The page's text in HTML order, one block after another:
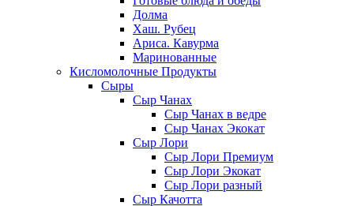
Долма
Хаш. Рубец
Ариса. Кавурма
Маринованные
Кисломолочные Продукты
Сыры
Сыр Чанах
Сыр Чанах в ведре
Сыр Чанах Экокат
Сыр Лори
Сыр Лори Премиум
Сыр Лори Экокат
Сыр Лори разный
Сыр Качотта